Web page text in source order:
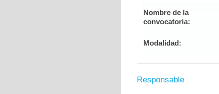
Nombre de la
convocatoria:
Modalidad:
Responsable